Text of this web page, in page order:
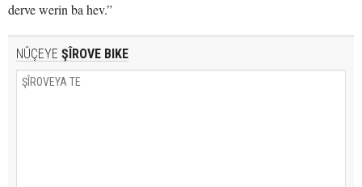
derve werin ba hev.”
NÛÇEYE ŞÎROVE BIKE